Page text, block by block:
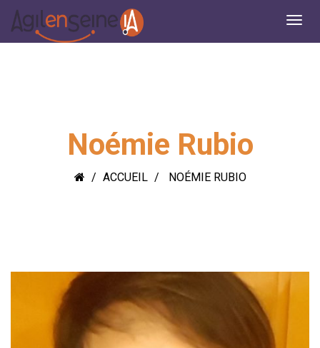
Noémie Rubio
ACCUEIL NOÉMIE RUBIO